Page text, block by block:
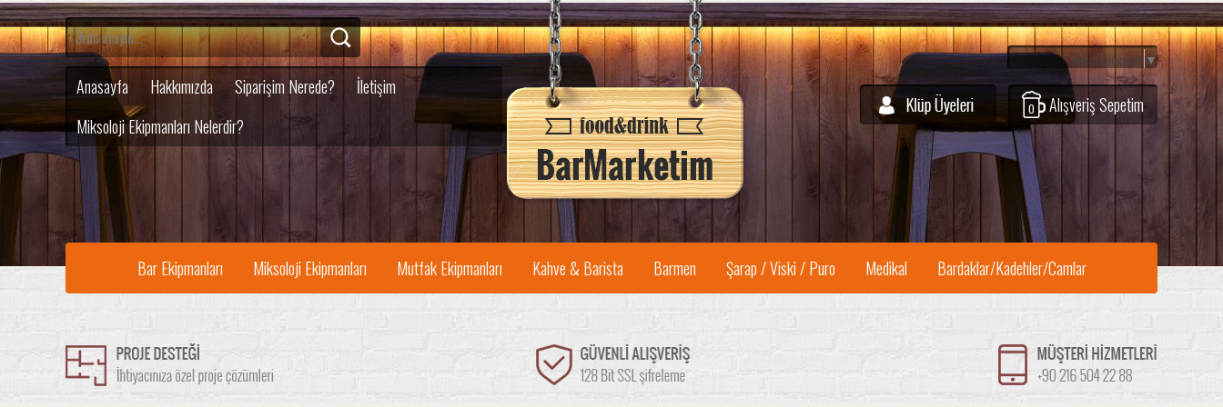
Anasayfa Hakkımızda Siparişim Nerede?
İletişim
Miksoloji Ekipmanları Nelerdir?
Alışveriş Sepetim
0
Select Language ▼
Bar Ekipmanları Miksoloji Ekipmanları Mutfak Ekipmanları Kahve & Barista Barmen Şarap / Viski / Puro Medikal Bardaklar/Kadehler/Camlar